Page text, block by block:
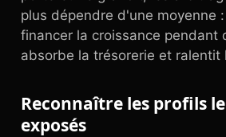
plus dépendre d'une moyenne
financer la croissance pendant
absorbe la trésorerie et ralentit
Reconnaître les profils
exposés